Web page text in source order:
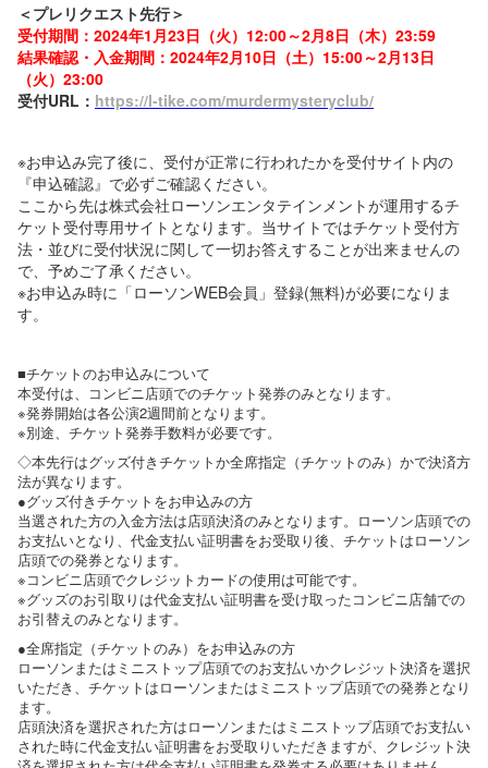
＜プレリクエスト先行＞
受付期間：2024年1月23日（火）12:00～2月8日（木）23:59
結果確認・入金期間：2024年2月10日（土）15:00～2月13日
（火）23:00
受付URL： https://l-tike.com/murdermysteryclub/
※お申込み完了後に、受付が正常に行われたかを受付サイト内の
『申込確認』で必ずご確認ください。
ここから先は株式会社ローソンエンタテインメントが運用するチ
ケット受付専用サイトとなります。当サイトではチケット受付方
法・並びに受付状況に関して一切お答えすることが出来ませんの
で、予めご了承ください。
※お申込み時に「ローソンWEB会員」登録(無料)が必要になりま
す。
■チケットのお申込みについて
本受付は、コンビニ店頭でのチケット発券のみとなります。
※発券開始は各公演2週間前となります。
※別途、チケット発券手数料が必要です。
◇本先行はグッズ付きチケットか全席指定（チケットのみ）かで決済方
法が異なります。
●グッズ付きチケットをお申込みの方
当選された方の入金方法は店頭決済のみとなります。ローソン店頭での
お支払いとなり、代金支払い証明書をお受取り後、チケットはローソン
店頭での発券となります。
※コンビニ店頭でクレジットカードの使用は可能です。
※グッズのお引取りは代金支払い証明書を受け取ったコンビニ店舗での
お引替えのみとなります。
●全席指定（チケットのみ）をお申込みの方
ローソンまたはミニストップ店頭でのお支払いかクレジット決済を選択
いただき、チケットはローソンまたはミニストップ店頭での発券となり
ます。
店頭決済を選択された方はローソンまたはミニストップ店頭でお支払い
された時に代金支払い証明書をお受取りいただきますが、クレジット決